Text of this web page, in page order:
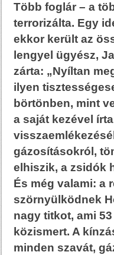
Több foglár – a
terrorizálta. Egy
ekkor került az
lengyel ügyész,
zárta: „Nyíltan
ilyen
börtönben, mint
a saját kezével
gázosításokról,
elhiszik, a zsidók
És még valami: a
szörnyülködnek
nagy titkot, ami
közismert. A
minden szavát,